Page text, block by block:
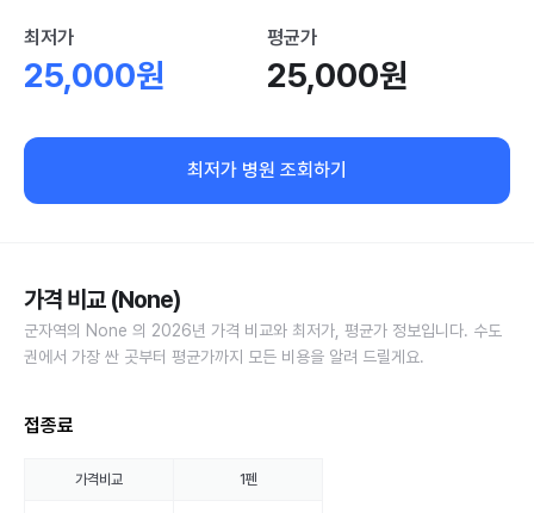
최저가
25,000원
평균가
25,000원
최저가 병원 조회하기
가격 비교 (None)
군자역의 None 의 2026년 가격 비교와 최저가, 평균가 정보입니다. 수도
권에서 가장 싼 곳부터 평균가까지 모든 비용을 알려 드릴게요.
접종료
가격비교 1펜